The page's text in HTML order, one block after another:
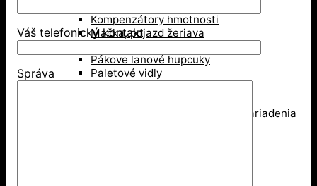
Kompenzátory hmotnosti
Mačka, pojazd žeriava
Pákove lanové hupcuky
Paletové vidly
Prísavky a Vakuové zdvíhacie zariadenia
Váš telefonický kontakt
Správa